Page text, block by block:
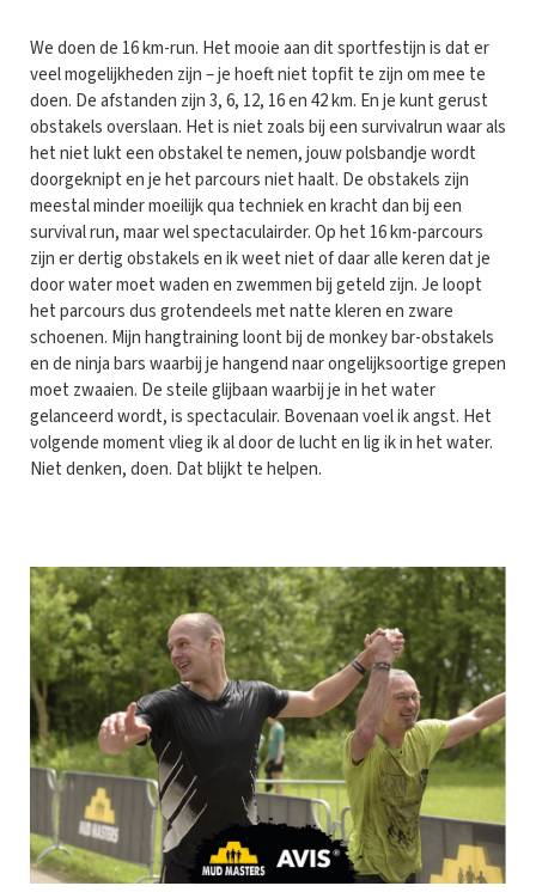
We doen de 16 km-run. Het mooie aan dit sportfestijn is dat er
veel mogelijkheden zijn – je hoeft niet topfit te zijn om mee te
doen. De afstanden zijn 3, 6, 12, 16 en 42 km. En je kunt gerust
obstakels overslaan. Het is niet zoals bij een survivalrun waar als
het niet lukt een obstakel te nemen, jouw polsbandje wordt
doorgeknipt en je het parcours niet haalt. De obstakels zijn
meestal minder moeilijk qua techniek en kracht dan bij een
survival run, maar wel spectaculairder. Op het 16 km-parcours
zijn er dertig obstakels en ik weet niet of daar alle keren dat je
door water moet waden en zwemmen bij geteld zijn. Je loopt
het parcours dus grotendeels met natte kleren en zware
schoenen. Mijn hangtraining loont bij de monkey bar-obstakels
en de ninja bars waarbij je hangend naar ongelijksoortige grepen
moet zwaaien. De steile glijbaan waarbij je in het water
gelanceerd wordt, is spectaculair. Bovenaan voel ik angst. Het
volgende moment vlieg ik al door de lucht en lig ik in het water.
Niet denken, doen. Dat blijkt te helpen.